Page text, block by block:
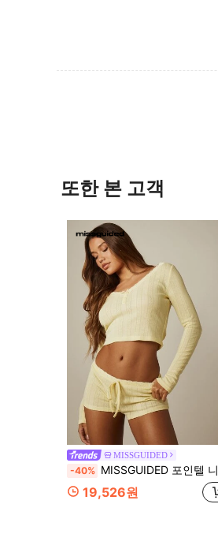
또한 본 고객
MISSGUIDED
-40% MISSGUIDED 포인텔 니트 긴팔 크롭 탑 및 레이스 트림 디테일 드로스트링 미니 쇼츠 라운지 세트
19,526원